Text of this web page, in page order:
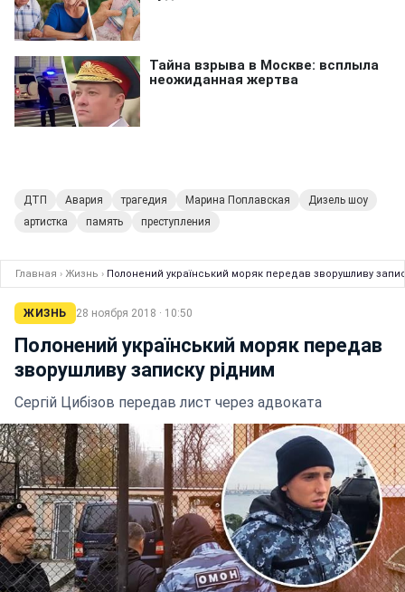
ДТП Авария трагедия Марина Поплавская
Дизель шоу
артистка
память преступления
Главная › Жизнь › Полонений український моряк передав зворушливу
ЖИЗНЬ 28 ноября 2018 · 10:50
Полонений український моряк передав
зворушливу записку рідним
Сергій Цибізов передав лист через адвоката